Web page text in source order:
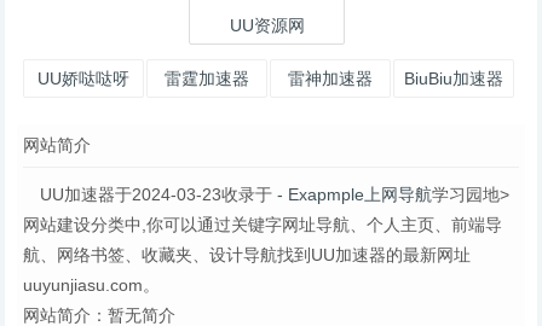
UU资源网
UU娇哒哒呀
直播_斗鱼直
播
雷霆加速器 雷神加速器 BiuBiu加速器
网站简介
UU加速器于2024-03-23收录于 - Exapmple上网导航学习园地>
网站建设分类中,你可以通过关键字网址导航、个人主页、前端导
航、网络书签、收藏夹、设计导航找到UU加速器的最新网址
uuyunjiasu.com。
网站简介：暂无简介